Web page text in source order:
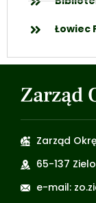
Łowiec
Zarząd
Zarząd
65-137
e-mail: